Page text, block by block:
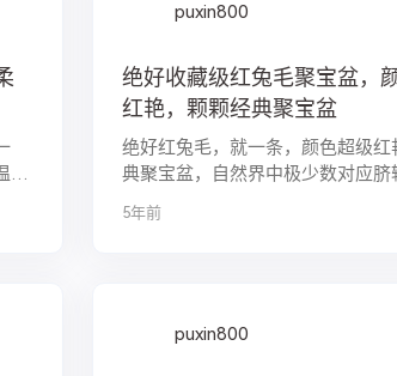
柔
puxin800
绝好收藏级红兔毛聚宝盆，
红艳，颗颗经典聚宝盆
绝好红兔毛，就一条，颜色超级红
典聚宝盆，自然界中极少数对应脐
一，增强生命的活力与激情～ 本命
运势旺旺旺！！！ 【菩心 ｜ 收藏
5年前
puxin800